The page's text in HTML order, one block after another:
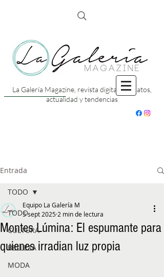
La Galería Magazine, revista digital con datos,
actualidad y tendencias
Entrada
TODO
CULTURA
BELLEZA
MODA
TODO
Montes Lúmina: El espumante para
quienes irradian luz propia
Equipo La Galería M
5 sept 2025 2 min de lectura